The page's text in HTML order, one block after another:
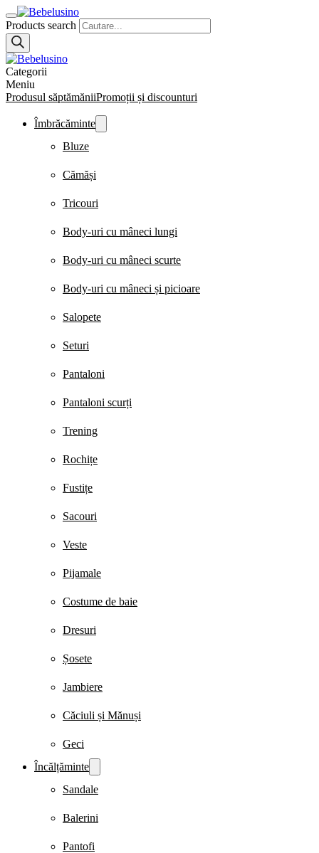
Products search
Categorii
Meniu
Produsul săptămăniiPromoții și discounturi
Îmbrăcăminte
Bluze
Cămăși
Tricouri
Body-uri cu mâneci lungi
Body-uri cu mâneci scurte
Body-uri cu mâneci și picioare
Salopete
Seturi
Pantaloni
Pantaloni scurți
Trening
Rochițe
Fustițe
Sacouri
Veste
Pijamale
Costume de baie
Dresuri
Șosete
Jambiere
Căciuli și Mănuși
Geci
Încălțăminte
Sandale
Balerini
Pantofi